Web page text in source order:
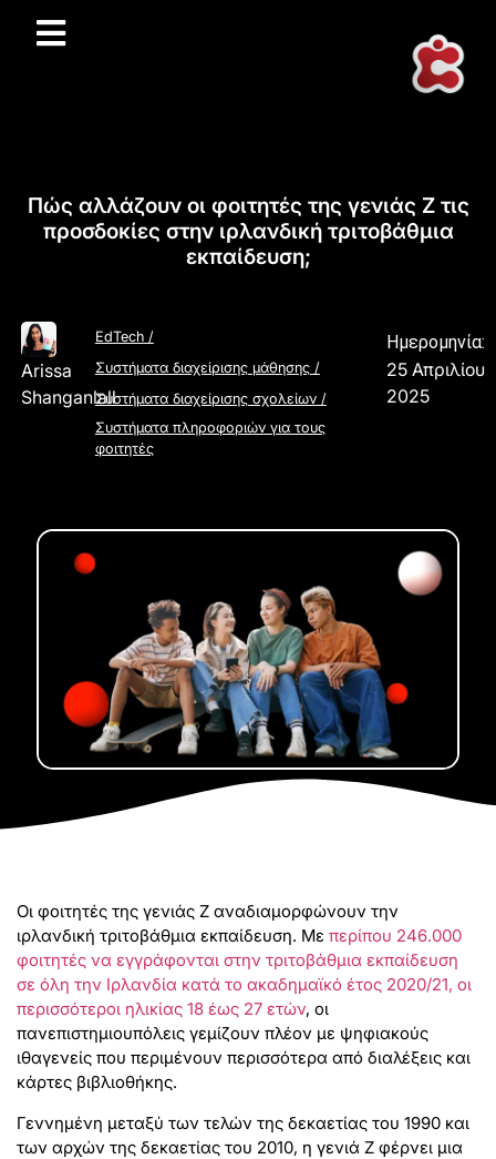
Πώς αλλάζουν οι φοιτητές της γενιάς Z τις
προσδοκίες στην ιρλανδική τριτοβάθμια
εκπαίδευση;
Arissa
Shanganlall
EdTech/
Συστήματα διαχείρισης μάθησης/
Συστήματα διαχείρισης σχολείων/
Συστήματα πληροφοριών για τους
φοιτητές
Ημερομηνία:
25 Απριλίου
2025
Οι φοιτητές της γενιάς Z αναδιαμορφώνουν την
ιρλανδική τριτοβάθμια εκπαίδευση. Με περίπου 246.000
φοιτητές να εγγράφονται στην τριτοβάθμια εκπαίδευση
σε όλη την Ιρλανδία κατά το ακαδημαϊκό έτος 2020/21, οι
περισσότεροι ηλικίας 18 έως 27 ετών, οι
πανεπιστημιουπόλεις γεμίζουν πλέον με ψηφιακούς
ιθαγενείς που περιμένουν περισσότερα από διαλέξεις και
κάρτες βιβλιοθήκης.
Γεννημένη μεταξύ των τελών της δεκαετίας του 1990 και
των αρχών της δεκαετίας του 2010, η γενιά Z φέρνει μια